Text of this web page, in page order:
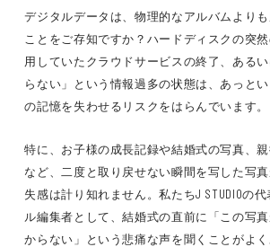
デジタルデータは、物理的なアルバムより
ことをご存知ですか？ハードディスクの突
用していたクラウドサービスの終了、ある
らない」という情報過多の状態は、あっと
の記憶を失わせるリスクをはらんでいます。
特に、お子様の成長記録や結婚式の写真、
など、二度と取り戻せない瞬間を写した写
失感は計り知れません。私たちJ STUDIOの
ル編集者として、結婚式の直前に「この写
からない」という悲痛な声を聞くことがよ